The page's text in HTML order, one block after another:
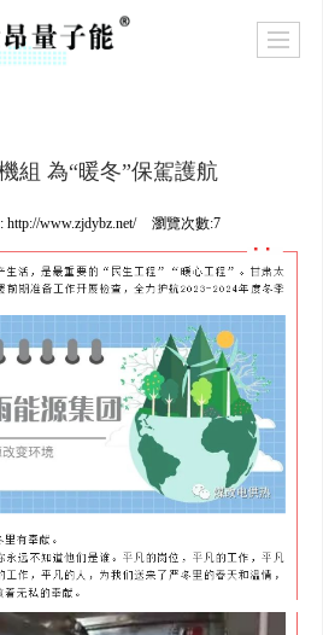
組 為“暖冬”保駕護航
http://www.zjdybz.net/ 瀏覽次數:7